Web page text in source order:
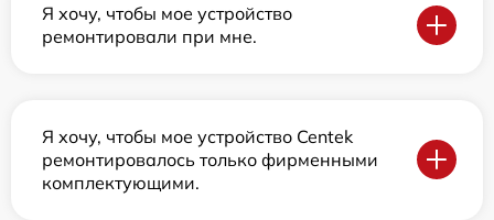
Я хочу, чтобы мое устройство
ремонтировали при мне.
Я хочу, чтобы мое устройство Centek
ремонтировалось только фирменными
комплектующими.